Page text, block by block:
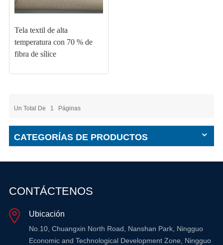
Tela textil de alta
temperatura con 70 % de
fibra de sílice
Un Total De 1 Páginas
CATEGORÍAS DE PRODUCTOS
CONTÁCTENOS
Ubicación
No.10, Chuangxin North Road, Nanshan Park, Ningguo
Economic and Technological Development Zone, Ningguo